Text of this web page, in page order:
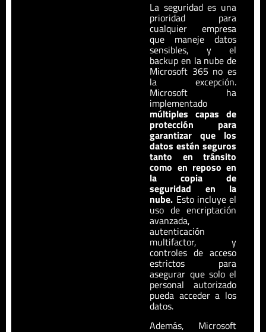
La seguridad es una
prioridad para
cualquier empresa
que maneje datos
sensibles, y el
backup en la nube de
Microsoft 365 no es
la excepción.
Microsoft ha
implementado
múltiples capas de
protección para
garantizar que los
datos estén seguros
tanto en tránsito
como en reposo en
la copia de
seguridad en la
nube. Esto incluye el
uso de encriptación
avanzada,
autenticación
multifactor, y
controles de acceso
estrictos para
asegurar que solo el
personal autorizado
pueda acceder a los
datos.
Además, Microsoft